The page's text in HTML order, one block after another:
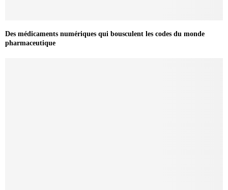
Des médicaments numériques qui bousculent les codes du monde
pharmaceutique